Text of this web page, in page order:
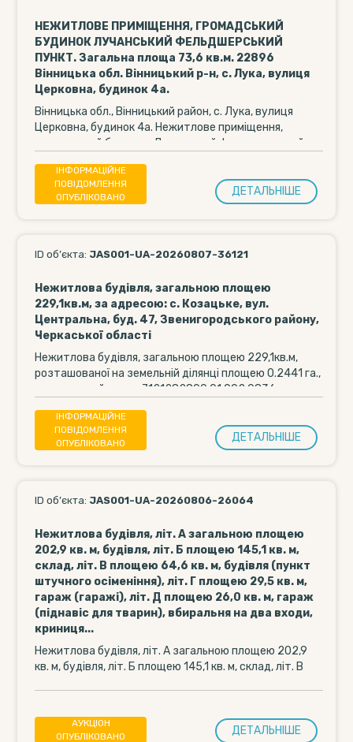
НЕЖИТЛОВЕ ПРИМІЩЕННЯ, ГРОМАДСЬКИЙ
БУДИНОК ЛУЧАНСЬКИЙ ФЕЛЬДШЕРСЬКИЙ
ПУНКТ. Загальна площа 73,6 кв.м. 22896
Вінницька обл. Вінницький р-н, с. Лука, вулиця
Церковна, будинок 4а.
Вінницька обл., Вінницький район, с. Лука, вулиця
Церковна, будинок 4а. Нежитлове приміщення,
громадський будинок, Лучанський фельдшерський
ІНФОРМАЦІЙНЕ
ПОВІДОМЛЕННЯ
ОПУБЛІКОВАНО
ДЕТАЛЬНIШЕ
ID об’єкта: JAS001-UA-20260807-36121
Нежитлова будівля, загальною площею
229,1кв.м, за адресою: с. Козацьке, вул.
Центральна, буд. 47, Звенигородського району,
Черкаської області
Нежитлова будівля, загальною площею 229,1кв.м,
розташованої на земельній ділянці площею 0.2441 га.,
кадастровий номер 7121282800:01:002:0836 за
ІНФОРМАЦІЙНЕ
ПОВІДОМЛЕННЯ
ОПУБЛІКОВАНО
ДЕТАЛЬНIШЕ
ID об’єкта: JAS001-UA-20260806-26064
Нежитлова будівля, літ. А загальною площею
202,9 кв. м, будівля, літ. Б площею 145,1 кв. м,
склад, літ. В площею 64,6 кв. м, будівля (пункт
штучного осіменіння), літ. Г площею 29,5 кв. м,
гараж (гаражі), літ. Д площею 26,0 кв. м, гараж
(піднавіс для тварин), вбиральня на два входи,
криниця...
Нежитлова будівля, літ. А загальною площею 202,9
кв. м, будівля, літ. Б площею 145,1 кв. м, склад, літ. В
АУКЦІОН
ОПУБЛІКОВАНО
ДЕТАЛЬНIШЕ